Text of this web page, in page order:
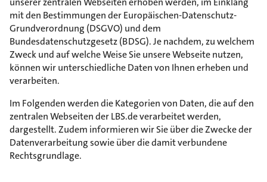
mit den Bestimmungen der Europäischen-Datenschutz-
Grundverordnung (DSGVO) und dem
Bundesdatenschutzgesetz (BDSG). Je nachdem, zu welchem
Zweck und auf welche Weise Sie unsere Webseite nutzen,
können wir unterschiedliche Daten von Ihnen erheben und
verarbeiten.
Im Folgenden werden die Kategorien von Daten, die auf den
zentralen Webseiten der LBS.de verarbeitet werden,
dargestellt. Zudem informieren wir Sie über die Zwecke der
Datenverarbeitung sowie über die damit verbundene
Rechtsgrundlage.